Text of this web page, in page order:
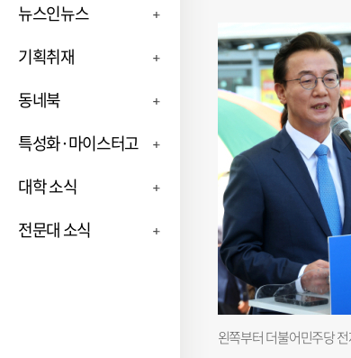
뉴스인뉴스
기획취재
동네북
특성화·마이스터고
대학 소식
전문대 소식
왼쪽부터 더불어민주당